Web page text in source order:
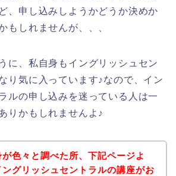
、申し込みしようかどうか決めか
もしれませんが、、、
に、私自身もイングリッシュセン
り気に入っています♪なので、イン
ルの申し込みを迷っている人は一
りかもしれませんよ♪
色々と調べた所、下記ページよ
ングリッシュセントラルの講座がお